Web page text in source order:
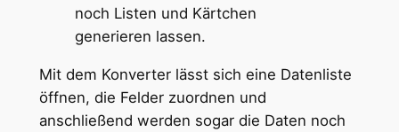
noch Listen und Kärtchen
generieren lassen.
Mit dem Konverter lässt sich eine Datenliste
öffnen, die Felder zuordnen und
anschließend werden sogar die Daten noch